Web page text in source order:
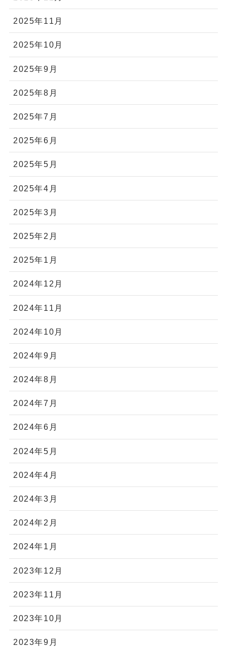
2025年11月
2025年10月
2025年9月
2025年8月
2025年7月
2025年6月
2025年5月
2025年4月
2025年3月
2025年2月
2025年1月
2024年12月
2024年11月
2024年10月
2024年9月
2024年8月
2024年7月
2024年6月
2024年5月
2024年4月
2024年3月
2024年2月
2024年1月
2023年12月
2023年11月
2023年10月
2023年9月